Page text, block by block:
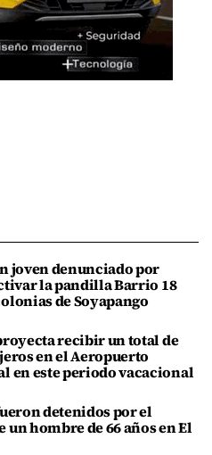
joven denunciado por
la pandilla Barrio 18
de Soyapango
recibir un total de
en el Aeropuerto
en este periodo vacacional
detenidos por el
hombre de 66 años en El